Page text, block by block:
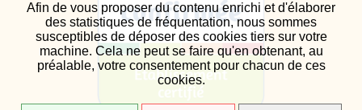
Afin de vous proposer du contenu enrichi et d'élaborer
des statistiques de fréquentation, nous sommes
susceptibles de déposer des cookies tiers sur votre
machine. Cela ne peut se faire qu'en obtenant, au
préalable, votre consentement pour chacun de ces
cookies.